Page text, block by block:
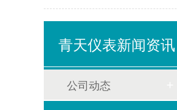
青天仪表新闻资讯
公司动态